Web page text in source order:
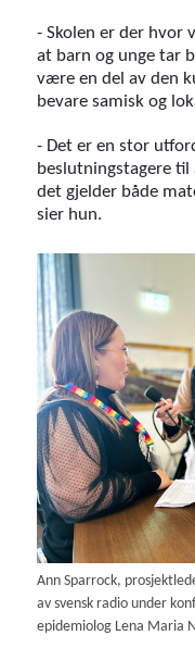
- Skolen er der hvor
at barn og unge tar
være en del av den
bevare samisk og
- Det er en stor
beslutningstagere
det gjelder både
sier hun.
Ann Sparrock,
av svensk radio under
epidemiolog Lena Maria